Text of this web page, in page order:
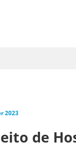
2023
de